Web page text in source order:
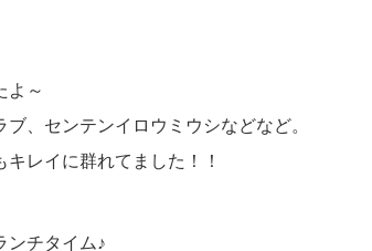
よ～
、センテンイロウミウシなどなど。
レイに群れてました！！
ンチタイム♪